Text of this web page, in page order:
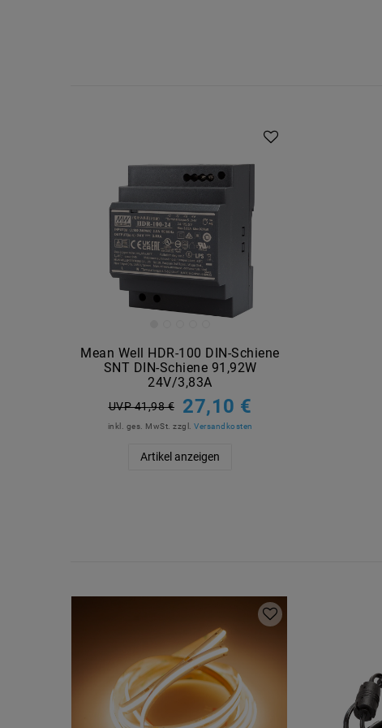
Mean Well HDR-100 DIN-Schiene
SNT DIN-Schiene 91,92W
24V/3,83A
UVP 41,98 € 27,10 €
inkl. ges. MwSt. zzgl. Versandkosten
Artikel anzeigen